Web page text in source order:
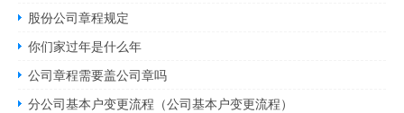
股份公司章程规定
你们家过年是什么年
公司章程需要盖公司章吗
分公司基本户变更流程（公司基本户变更流程）